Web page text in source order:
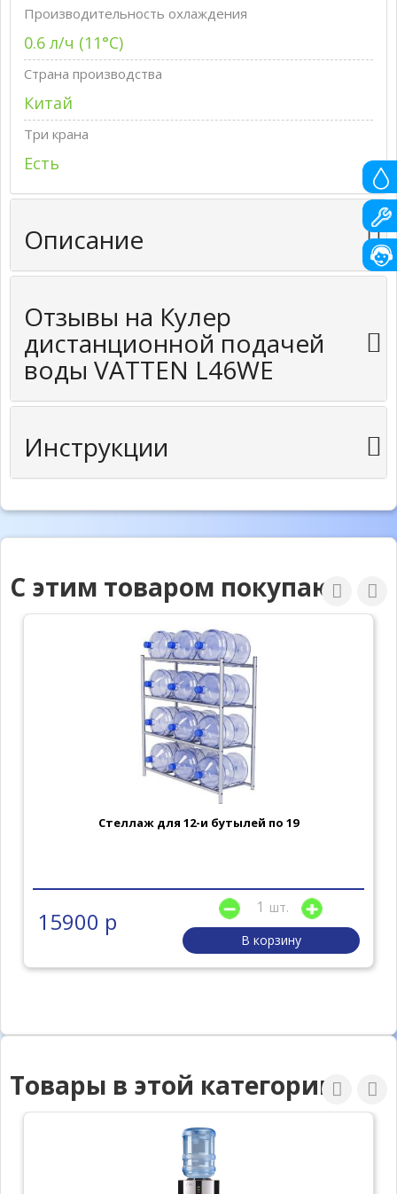
Производительность охлаждения
0.6 л/ч (11°С)
Страна производства
Китай
Три крана
Есть
Описание
Отзывы на Кулер
дистанционной подачей
воды VATTEN L46WE
Инструкции
С этим товаром покупают
Стеллаж для 12-и бутылей по 19
15900 р
шт.
В корзину
Товары в этой категории